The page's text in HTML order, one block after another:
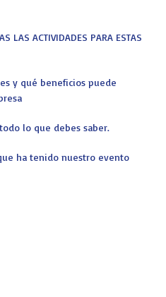
LAS ACTIVIDADES PARA ESTAS
y qué beneficios puede
lo que debes saber.
ha tenido nuestro evento